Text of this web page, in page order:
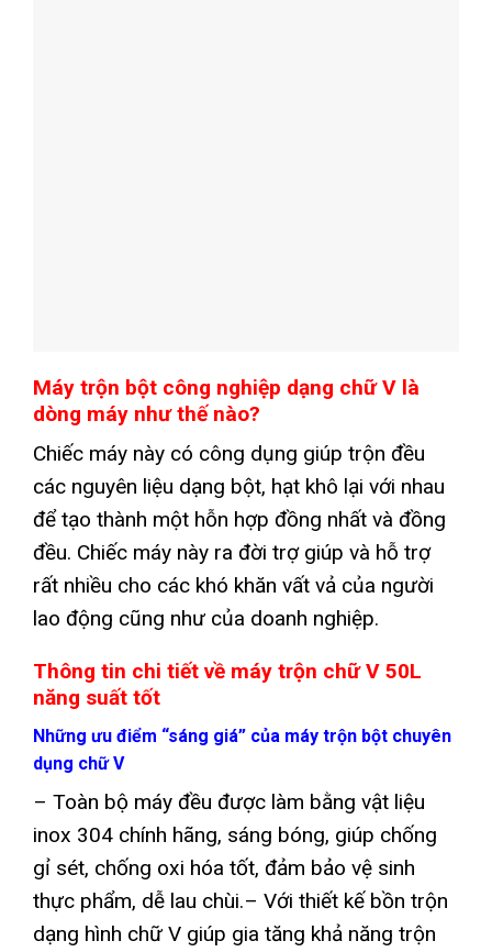
Máy trộn bột công nghiệp dạng chữ V là
dòng máy như thế nào?
Chiếc máy này có công dụng giúp trộn đều
các nguyên liệu dạng bột, hạt khô lại với nhau
để tạo thành một hỗn hợp đồng nhất và đồng
đều. Chiếc máy này ra đời trợ giúp và hỗ trợ
rất nhiều cho các khó khăn vất vả của người
lao động cũng như của doanh nghiệp.
Thông tin chi tiết về máy trộn chữ V 50L
năng suất tốt
Những ưu điểm “sáng giá” của máy trộn bột chuyên
dụng chữ V
– Toàn bộ máy đều được làm bằng vật liệu
inox 304 chính hãng, sáng bóng, giúp chống
gỉ sét, chống oxi hóa tốt, đảm bảo vệ sinh
thực phẩm, dễ lau chùi.– Với thiết kế bồn trộn
dạng hình chữ V giúp gia tăng khả năng trộn